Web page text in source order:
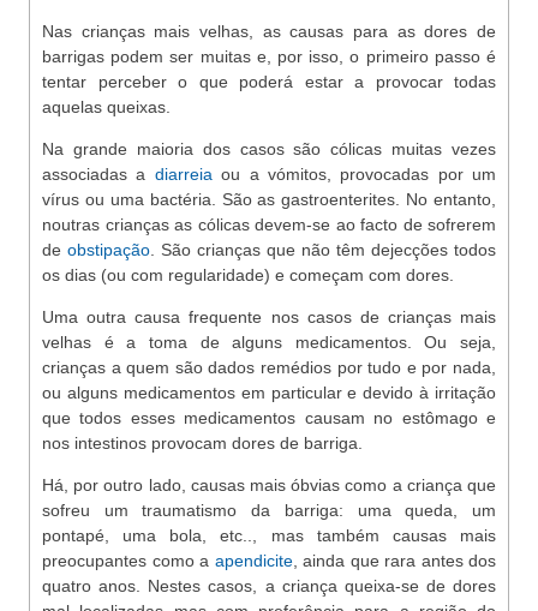
Nas crianças mais velhas, as causas para as dores de
barrigas podem ser muitas e, por isso, o primeiro passo é
tentar perceber o que poderá estar a provocar todas
aquelas queixas.
Na grande maioria dos casos são cólicas muitas vezes
associadas a diarreia ou a vómitos, provocadas por um
vírus ou uma bactéria. São as gastroenterites. No entanto,
noutras crianças as cólicas devem-se ao facto de sofrerem
de obstipação . São crianças que não têm dejecções todos
os dias (ou com regularidade) e começam com dores.
Uma outra causa frequente nos casos de crianças mais
velhas é a toma de alguns medicamentos. Ou seja,
crianças a quem são dados remédios por tudo e por nada,
ou alguns medicamentos em particular e devido à irritação
que todos esses medicamentos causam no estômago e
nos intestinos provocam dores de barriga.
Há, por outro lado, causas mais óbvias como a criança que
sofreu um traumatismo da barriga: uma queda, um
pontapé, uma bola, etc.., mas também causas mais
preocupantes como a apendicite, ainda que rara antes dos
quatro anos. Nestes casos, a criança queixa-se de dores